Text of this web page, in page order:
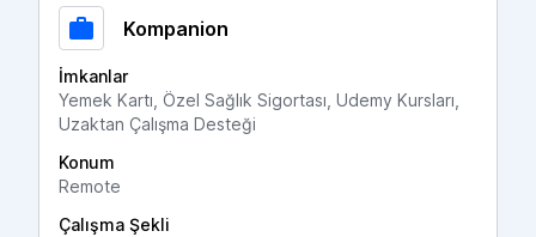
Kompanion
İmkanlar
Yemek Kartı, Özel Sağlık Sigortası, Udemy Kursları,
Uzaktan Çalışma Desteği
Konum
Remote
Çalışma Şekli